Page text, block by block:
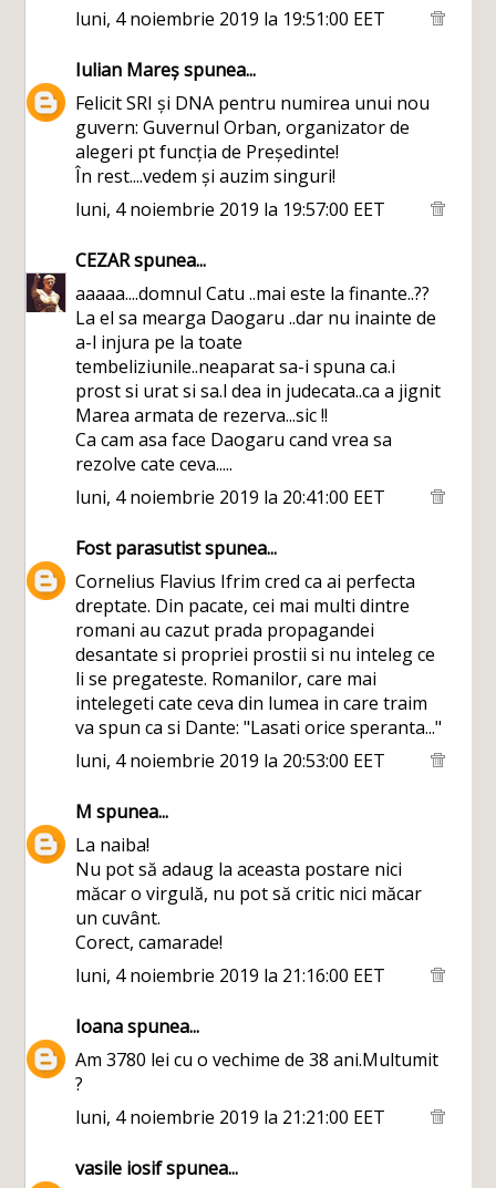
luni, 4 noiembrie 2019 la 19:51:00 EET
Iulian Mareșspunea...
Felicit SRI și DNA pentru numirea unui nou
guvern: Guvernul Orban, organizator de
alegeri pt funcția de Președinte!
În rest....vedem și auzim singuri!
luni, 4 noiembrie 2019 la 19:57:00 EET
CEZARspunea...
aaaaa....domnul Catu ..mai este la finante..??
La el sa mearga Daogaru ..dar nu inainte de
a-l injura pe la toate
tembeliziunile..neaparat sa-i spuna ca.i
prost si urat si sa.l dea in judecata..ca a jignit
Marea armata de rezerva...sic !!
Ca cam asa face Daogaru cand vrea sa
rezolve cate ceva.....
luni, 4 noiembrie 2019 la 20:41:00 EET
Fost parasutistspunea...
Cornelius Flavius Ifrim cred ca ai perfecta
dreptate. Din pacate, cei mai multi dintre
romani au cazut prada propagandei
desantate si propriei prostii si nu inteleg ce
li se pregateste. Romanilor, care mai
intelegeti cate ceva din lumea in care traim
va spun ca si Dante: "Lasati orice speranta..."
luni, 4 noiembrie 2019 la 20:53:00 EET
M spunea...
La naiba!
Nu pot să adaug la aceasta postare nici
măcar o virgulă, nu pot să critic nici măcar
un cuvânt.
Corect, camarade!
luni, 4 noiembrie 2019 la 21:16:00 EET
Ioanaspunea...
Am 3780 lei cu o vechime de 38 ani.Multumit
?
luni, 4 noiembrie 2019 la 21:21:00 EET
vasile iosifspunea...